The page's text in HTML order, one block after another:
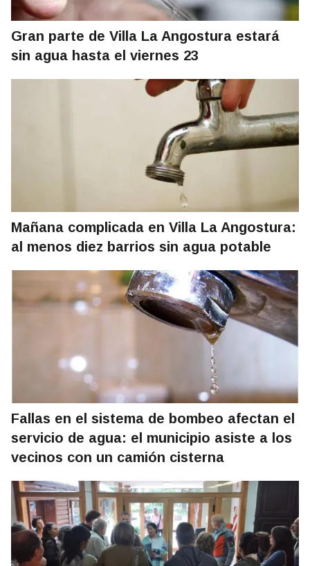
Gran parte de Villa La Angostura estará
sin agua hasta el viernes 23
Mañana complicada en Villa La Angostura:
al menos diez barrios sin agua potable
Fallas en el sistema de bombeo afectan el
servicio de agua: el municipio asiste a los
vecinos con un camión cisterna